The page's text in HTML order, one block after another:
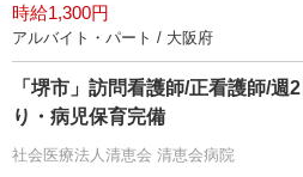
時給1,300円
アルバイト・パート / 大阪府
「堺市」訪問看護師/正看護師/
り・病児保育完備
社会医療法人清恵会 清恵会病院